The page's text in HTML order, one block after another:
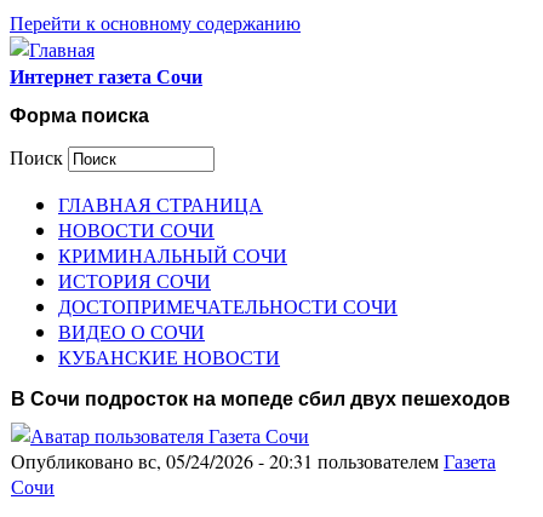
Перейти к основному содержанию
Интернет газета Сочи
Форма поиска
Поиск
ГЛАВНАЯ СТРАНИЦА
НОВОСТИ СОЧИ
КРИМИНАЛЬНЫЙ СОЧИ
ИСТОРИЯ СОЧИ
ДОСТОПРИМЕЧАТЕЛЬНОСТИ СОЧИ
ВИДЕО О СОЧИ
КУБАНСКИЕ НОВОСТИ
В Сочи подросток на мопеде сбил двух пешеходов
Опубликовано вс, 05/24/2026 - 20:31 пользователемГазета
Сочи